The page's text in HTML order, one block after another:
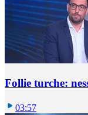
Follie turche:
03:57